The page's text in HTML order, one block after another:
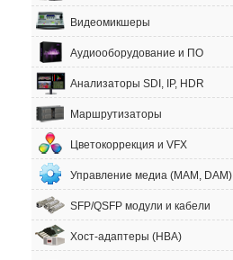
Видеомикшеры
Аудиооборудование и ПО
Анализаторы SDI, IP, HDR
Маршрутизаторы
Цветокоррекция и VFX
Управление медиа (MAM, DAM)
SFP/QSFP модули и кабели
Хост-адаптеры (HBA)